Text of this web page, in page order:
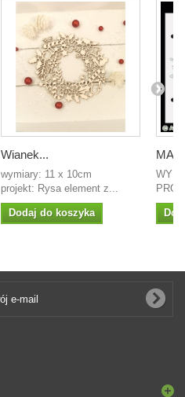
Wianek...
wymiary: 11 x 10cm
projekt: Rysa element z...
Dodaj do koszyka